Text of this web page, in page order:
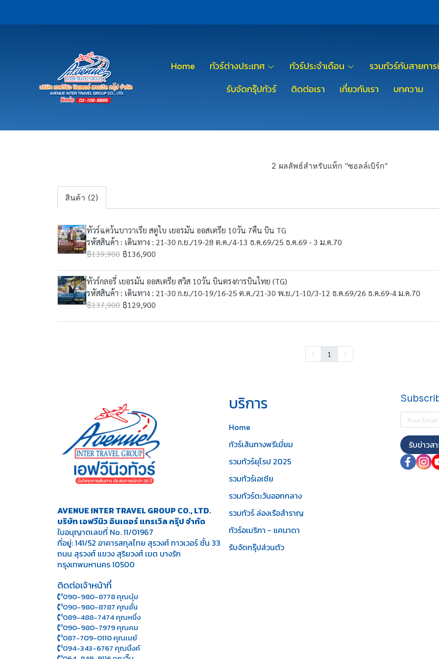
Home ทัวร์ต่างประเทศ ทัวร์ประจำเดือน
รวมทัวร์กับสายกา
รับจัดกรุ๊ปทัวร์
ติดต่อเรา เกี่ยวกับเรา บทความ
2 ผลลัพธ์สำหรับแท็ก "ซอลล์เบิร์ก"
สินค้า (2)
ทัวร์แคว้นบาวาเรีย สตูไบ เยอรมัน ออสเตรีย 10วัน 7คืน บิน TG
รหัสสินค้า : เดินทาง : 21-30 ก.ย./19-28 ต.ค./4-13 ธ.ค.69/25 ธ.ค.69 - 3 ม.ค.70
฿139,900 ฿136,900
ทัวร์กลอรี่ เยอรมัน ออสเตรีย สวิส 10วัน บินตรงการบินไทย (TG)
รหัสสินค้า : เดินทาง : 21-30 ก.ย./10-19/16-25 ต.ค./21-30 พ.ย./1-10/3-12 ธ.ค.69/26 ธ.ค.69-4 ม.ค.70
฿137,900 ฿129,900
1
AVENUE INTER TRAVEL GROUP CO., LTD.
บริษัท เอฟวีนิว อินเตอร์ แทรเวิล กรุ๊ป จำกัด
ใบอนุญาตเลขที่ No. 11/01967
ที่อยู่: 141/52 อาคารสกุลไทย สุรวงศ์ ทาวเวอร์ ชั้น 33
ถนน สุรวงศ์ แขวง สุริยวงศ์ เขต บางรัก
กรุงเทพมหานคร 10500
ติดต่อเจ้าหน้าที่
090-980-8778 คุณบุ๋ม
090-980-8787 คุณอั๋น
089-488-7474 คุณหนึ่ง
090-980-7979 คุณคม
087-709-0110 คุณเมย์
094-343-6767 คุณนิ้งค์
บริการ
Home
ทัวร์เส้นทางพรีเมี่ยม
รวมทัวร์ยุโรป 2025
รวมทัวร์เอเชีย
รวมทัวร์ตะวันออกกลาง
รวมทัวร์ ล่องเรือสำราญ
ทัวร์อเมริกา - แคนาดา
รับจัดกรุ๊ปส่วนตัว
รับข่าวส